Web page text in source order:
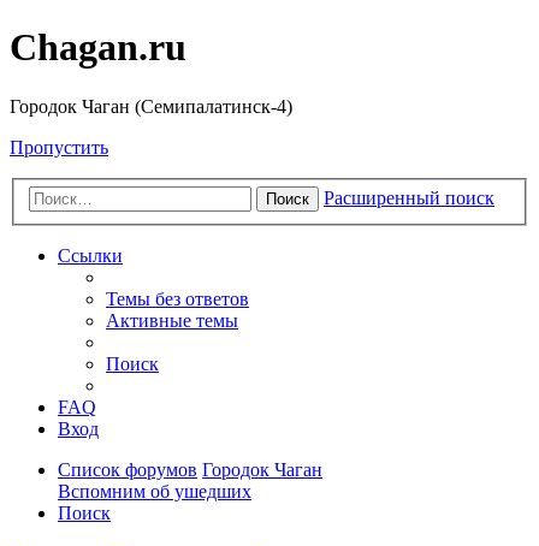
Chagan.ru
Городок Чаган (Семипалатинск-4)
Пропустить
Поиск Расширенный поиск
Ссылки
Темы без ответов
Активные темы
Поиск
FAQ
Вход
Список форумов Городок Чаган
Вспомним об ушедших
Поиск